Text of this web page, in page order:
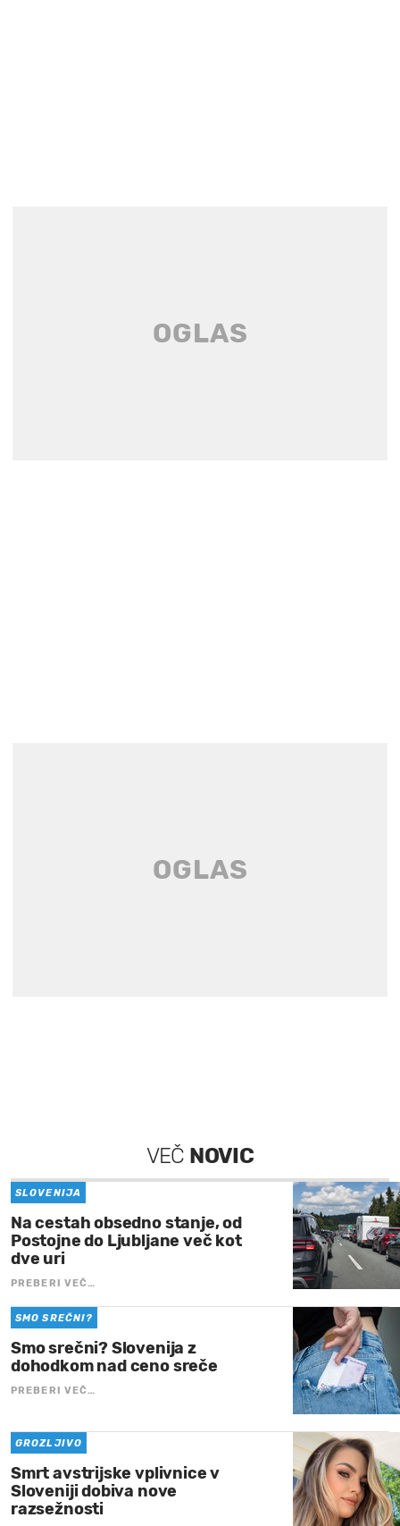
VEČ NOVIC
SLOVENIJA
Na cestah obsedno stanje, od
Postojne do Ljubljane več kot
dve uri
PREBERI VEČ…
SMO SREČNI?
Smo srečni? Slovenija z
dohodkom nad ceno sreče
PREBERI VEČ…
GROZLJIVO
Smrt avstrijske vplivnice v
Sloveniji dobiva nove
razsežnosti